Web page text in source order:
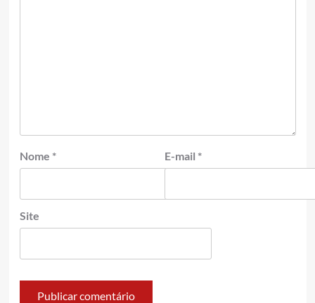
Nome * E-mail *
Site